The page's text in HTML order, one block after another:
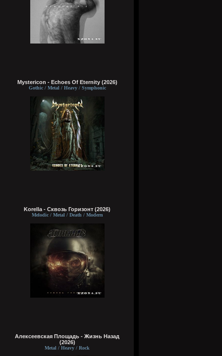
Mystericon - Echoes Of Eternity (2026)
Gothic / Metal / Heavy / Symphonic
Korella - Сквозь Горизонт (2026)
Melodic / Metal / Death / Modern
Алексеевская Площадь - Жизнь Назад
(2026)
Metal / Heavy / Rock